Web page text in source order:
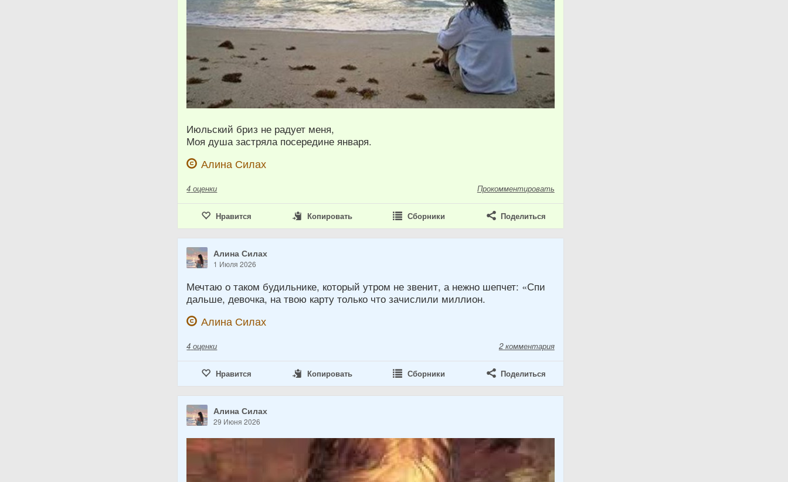
Июльский бриз не радует меня,
Моя душа застряла посередине января.
Алина Силах
4 оценки Прокомментировать
Нравится Копировать Сборники Поделиться
Алина Силах
1 Июля 2026
Мечтаю о таком будильнике, который утром не звенит, а нежно шепчет: «Спи
дальше, девочка, на твою карту только что зачислили миллион.
Алина Силах
4 оценки 2 комментария
Нравится Копировать Сборники Поделиться
Алина Силах
29 Июня 2026